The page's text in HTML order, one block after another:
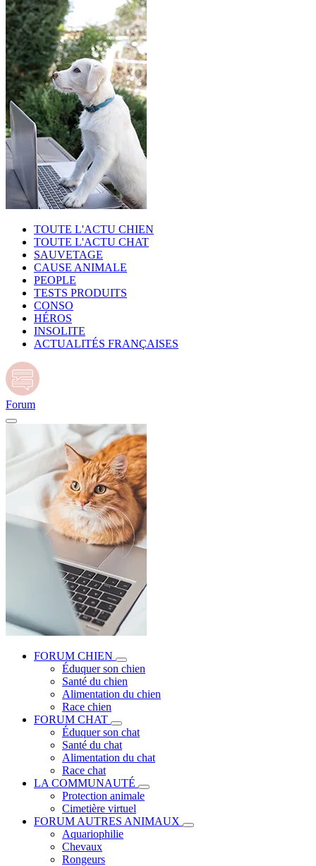
TOUTE L'ACTU CHIEN
TOUTE L'ACTU CHAT
SAUVETAGE
CAUSE ANIMALE
PEOPLE
TESTS PRODUITS
CONSO
HÉROS
INSOLITE
ACTUALITÉS FRANÇAISES
Forum
FORUM CHIEN
Éduquer son chien
Santé du chien
Alimentation du chien
Race chien
FORUM CHAT
Éduquer son chat
Santé du chat
Alimentation du chat
Race chat
LA COMMUNAUTÉ
Protection animale
Cimetière virtuel
FORUM AUTRES ANIMAUX
Aquariophilie
Chevaux
Rongeurs